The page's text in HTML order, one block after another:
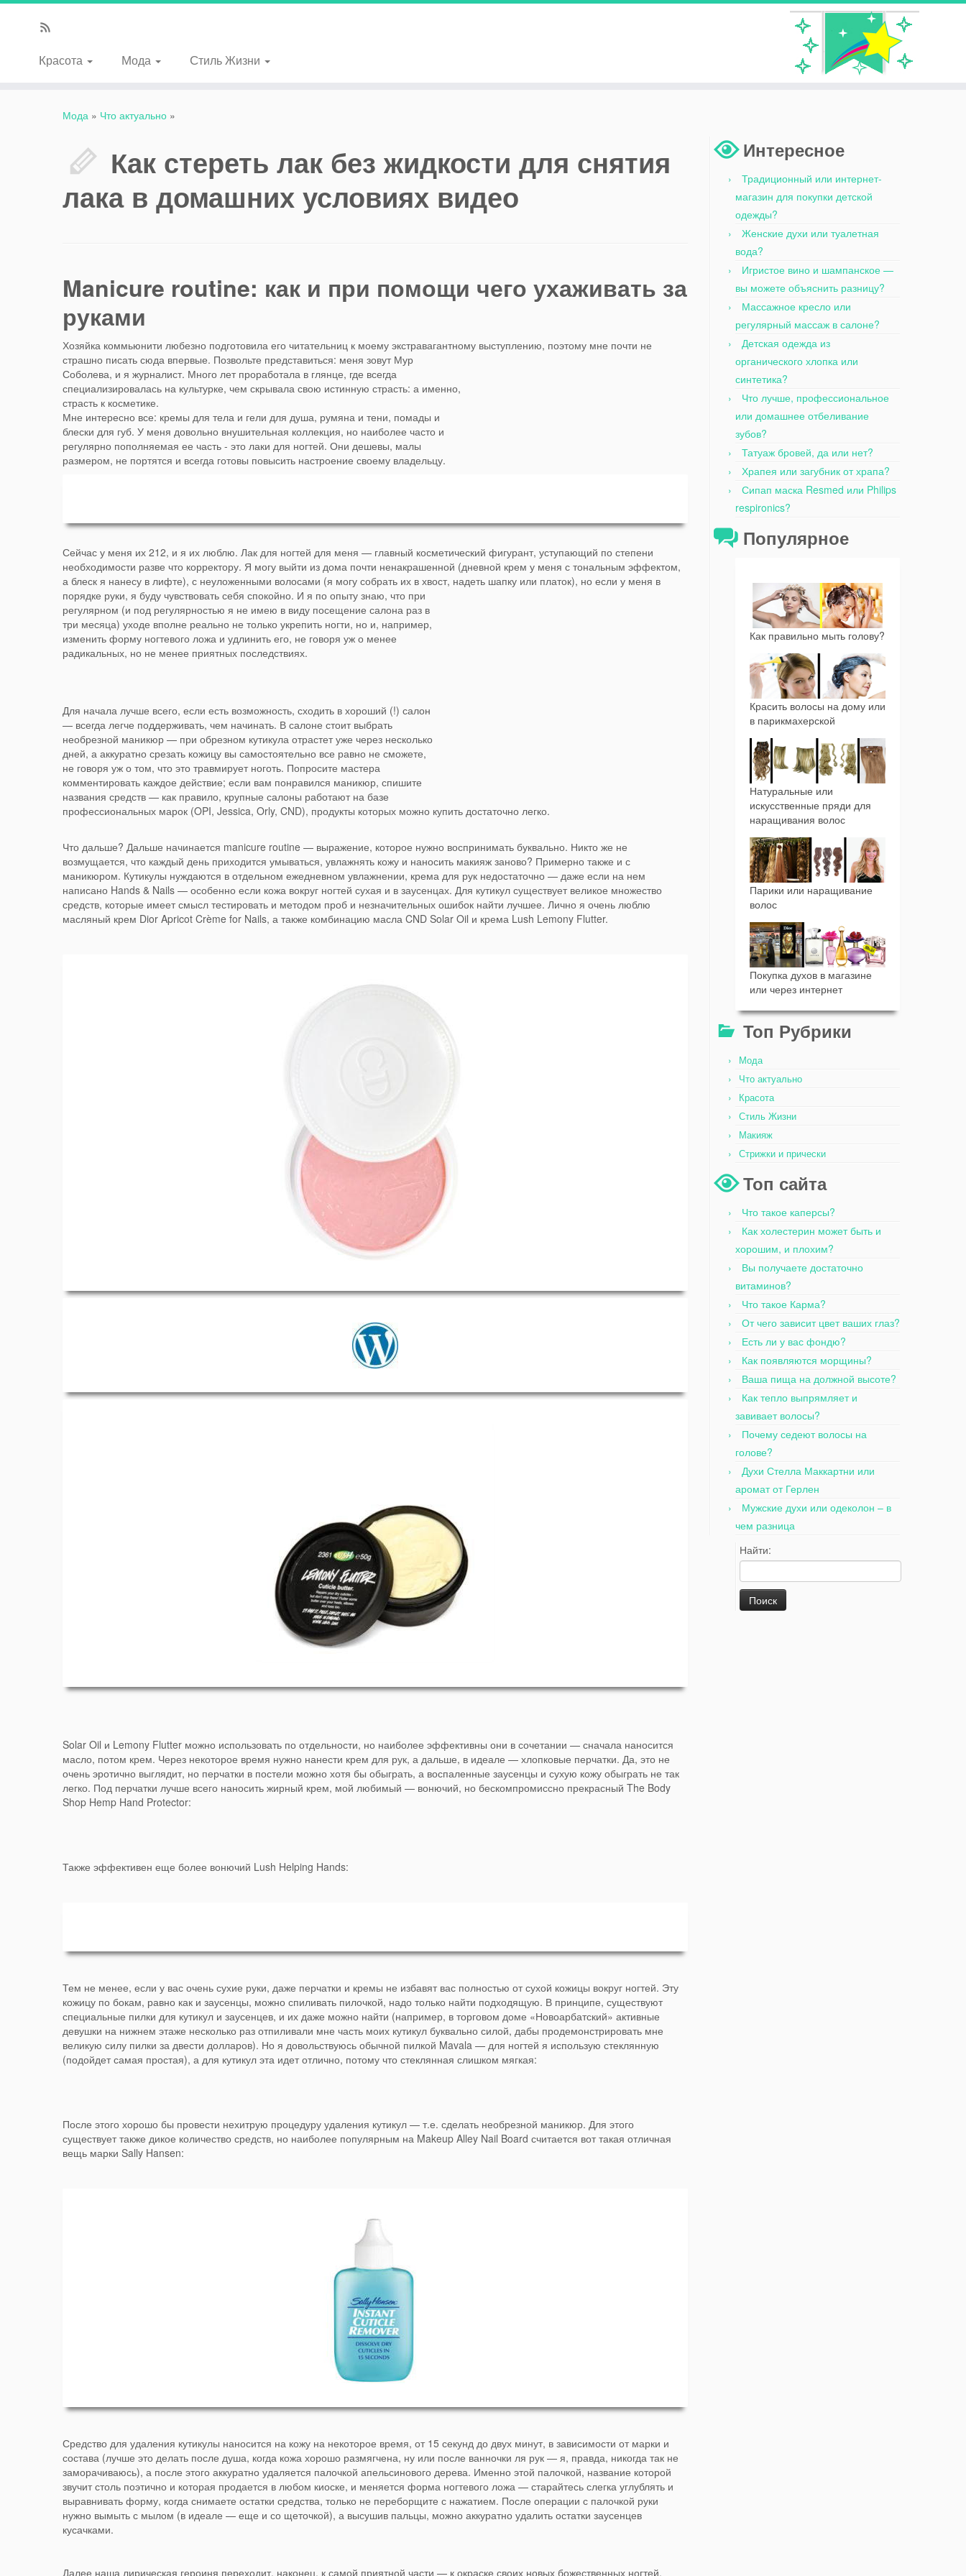
Красота Мода Стиль Жизни
Мода » Что актуально »
Как стереть лак без жидкости для снятия
лака в домашних условиях видео
Manicure routine: как и при помощи чего ухаживать за
руками
Хозяйка коммьюнити любезно подготовила его читательниц к моему экстравагантному выступлению, поэтому мне почти не
страшно писать сюда впервые. Позвольте представиться: меня зовут Мур
Соболева, и я журналист. Много лет проработала в глянце, где всегда
специализировалась на культурке, чем скрывала свою истинную страсть: а именно,
страсть к косметике.
Мне интересно все: кремы для тела и гели для душа, румяна и тени, помады и
блески для губ. У меня довольно внушительная коллекция, но наиболее часто и
регулярно пополняемая ее часть - это лаки для ногтей. Они дешевы, малы
размером, не портятся и всегда готовы повысить настроение своему владельцу.
Сейчас у меня их 212, и я их люблю. Лак для ногтей для меня — главный косметический фигурант, уступающий по степени
необходимости разве что корректору. Я могу выйти из дома почти ненакрашенной (дневной крем у меня с тональным эффектом,
а блеск я нанесу в лифте), с неуложенными волосами (я могу собрать их в хвост, надеть шапку или платок), но если у меня в
порядке руки, я буду чувствовать себя спокойно. И я по опыту знаю, что при
регулярном (и под регулярностью я не имею в виду посещение салона раз в
три месяца) уходе вполне реально не только укрепить ногти, но и, например,
изменить форму ногтевого ложа и удлинить его, не говоря уж о менее
радикальных, но не менее приятных последствиях.
Для начала лучше всего, если есть возможность, сходить в хороший (!) салон
— всегда легче поддерживать, чем начинать. В салоне стоит выбрать
необрезной маникюр — при обрезном кутикула отрастет уже через несколько
дней, а аккуратно срезать кожицу вы самостоятельно все равно не сможете,
не говоря уж о том, что это травмирует ноготь. Попросите мастера
комментировать каждое действие; если вам понравился маникюр, спишите
названия средств — как правило, крупные салоны работают на базе
профессиональных марок (OPI, Jessica, Orly, CND), продукты которых можно купить достаточно легко.
Что дальше? Дальше начинается manicure routine — выражение, которое нужно воспринимать буквально. Никто же не
возмущается, что каждый день приходится умываться, увлажнять кожу и наносить макияж заново? Примерно также и с
маникюром. Кутикулы нуждаются в отдельном ежедневном увлажнении, крема для рук недостаточно — даже если на нем
написано Hands & Nails — особенно если кожа вокруг ногтей сухая и в заусенцах. Для кутикул существует великое множество
средств, которые имеет смысл тестировать и методом проб и незначительных ошибок найти лучшее. Лично я очень люблю
масляный крем Dior Apricot Crème for Nails, а также комбинацию масла CND Solar Oil и крема Lush Lemony Flutter.
Solar Oil и Lemony Flutter можно использовать по отдельности, но наиболее эффективны они в сочетании — сначала наносится
масло, потом крем. Через некоторое время нужно нанести крем для рук, а дальше, в идеале — хлопковые перчатки. Да, это не
очень эротично выглядит, но перчатки в постели можно хотя бы обыграть, а воспаленные заусенцы и сухую кожу обыграть не так
легко. Под перчатки лучше всего наносить жирный крем, мой любимый — вонючий, но бескомпромиссно прекрасный The Body
Shop Hemp Hand Protector:
Также эффективен еще более вонючий Lush Helping Hands:
Тем не менее, если у вас очень сухие руки, даже перчатки и кремы не избавят вас полностью от сухой кожицы вокруг ногтей. Эту
кожицу по бокам, равно как и заусенцы, можно спиливать пилочкой, надо только найти подходящую. В принципе, существуют
специальные пилки для кутикул и заусенцев, и их даже можно найти (например, в торговом доме «Новоарбатский» активные
девушки на нижнем этаже несколько раз отпиливали мне часть моих кутикул буквально силой, дабы продемонстрировать мне
великую силу пилки за двести долларов). Но я довольствуюсь обычной пилкой Mavala — для ногтей я использую стеклянную
(подойдет самая простая), а для кутикул эта идет отлично, потому что стеклянная слишком мягкая:
После этого хорошо бы провести нехитрую процедуру удаления кутикул — т.е. сделать необрезной маникюр. Для этого
существует также дикое количество средств, но наиболее популярным на Makeup Alley Nail Board считается вот такая отличная
вещь марки Sally Hansen:
Средство для удаления кутикулы наносится на кожу на некоторое время, от 15 секунд до двух минут, в зависимости от марки и
состава (лучше это делать после душа, когда кожа хорошо размягчена, ну или после ванночки ля рук — я, правда, никогда так не
заморачиваюсь), а после этого аккуратно удаляется палочкой апельсинового дерева. Именно этой палочкой, название которой
звучит столь поэтично и которая продается в любом киоске, и меняется форма ногтевого ложа — старайтесь слегка углублять и
выравнивать форму, когда снимаете остатки средства, только не переборщите с нажатием. После операции с палочкой руки
нужно вымыть с мылом (в идеале — еще и со щеточкой), а высушив пальцы, можно аккуратно удалить остатки заусенцев
кусачками.
Далее наша лирическая героиня переходит, наконец, к самой приятной части — к окраске своих новых божественных ногтей.
Интересное
Традиционный или интернет-
магазин для покупки детской
одежды?
Женские духи или туалетная
вода?
Игристое вино и шампанское —
вы можете объяснить разницу?
Массажное кресло или
регулярный массаж в салоне?
Детская одежда из
органического хлопка или
синтетика?
Что лучше, профессиональное
или домашнее отбеливание
зубов?
Татуаж бровей, да или нет?
Храпея или загубник от храпа?
Сипап маска Resmed или Philips
respironics?
Популярное
Как правильно мыть голову?
Красить волосы на дому или
в парикмахерской
Натуральные или
искусственные пряди для
наращивания волос
Парики или наращивание
волос
Покупка духов в магазине
или через интернет
Топ Рубрики
Мода
Что актуально
Красота
Стиль Жизни
Макияж
Стрижки и прически
Топ сайта
Что такое каперсы?
Как холестерин может быть и
хорошим, и плохим?
Вы получаете достаточно
витаминов?
Что такое Карма?
От чего зависит цвет ваших глаз?
Есть ли у вас фондю?
Как появляются морщины?
Ваша пища на должной высоте?
Как тепло выпрямляет и
завивает волосы?
Почему седеют волосы на
голове?
Духи Стелла Маккартни или
аромат от Герлен
Мужские духи или одеколон – в
чем разница
Найти: